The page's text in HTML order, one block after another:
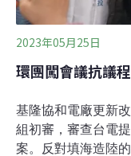
2023年05月25日
環團闖會議抗議
基隆協和電廠更新
組初審，審查台電
案。反對填海造陸